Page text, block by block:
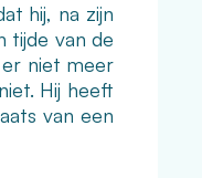
hij, na zijn
tijde van de
niet meer
Hij heeft
van een